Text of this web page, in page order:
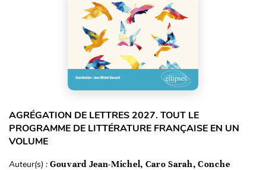
AGRÉGATION DE LETTRES 2027. TOUT LE
PROGRAMME DE LITTÉRATURE FRANÇAISE EN UN
VOLUME
Auteur(s) : Gouvard Jean-Michel, Caro Sarah, Conche